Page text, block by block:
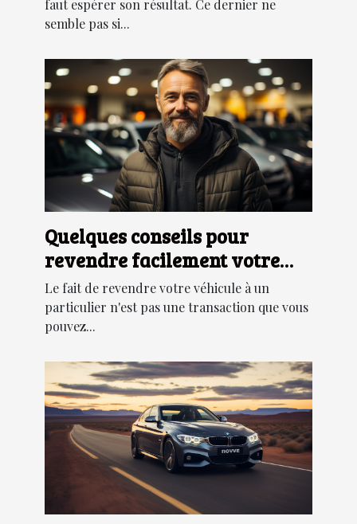
faut espérer son résultat. Ce dernier ne
semble pas si...
Quelques conseils pour
revendre facilement votre
véhicule
Le fait de revendre votre véhicule à un
particulier n'est pas une transaction que vous
pouvez...